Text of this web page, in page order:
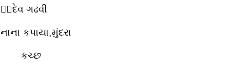
✍🏻દેવ ગઢવી
નાના કપાયા,મુંદરા
કચ્છ